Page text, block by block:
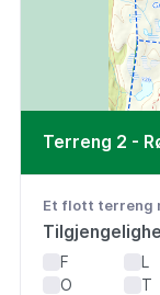
Terreng 2 -
Et flott terreng
F L
O
T